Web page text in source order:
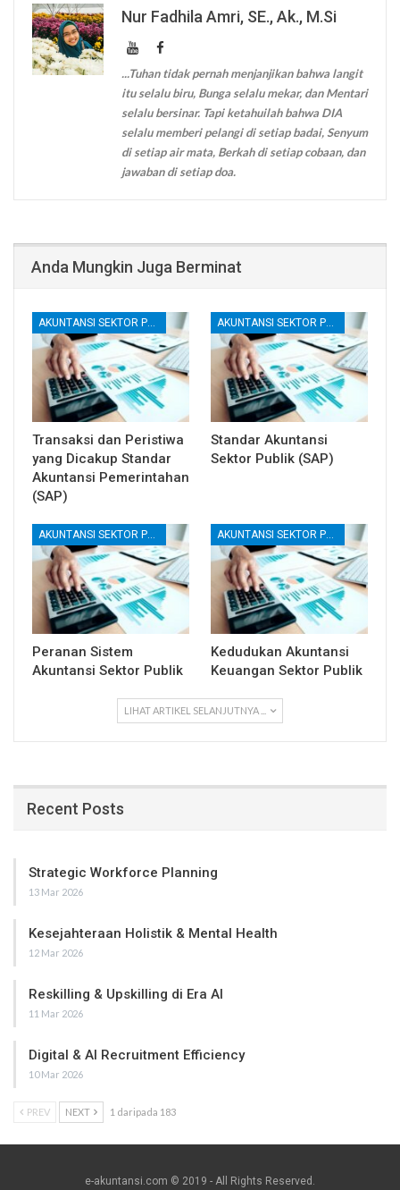
Nur Fadhila Amri, SE., Ak., M.Si
...Tuhan tidak pernah menjanjikan bahwa langit
itu selalu biru, Bunga selalu mekar, dan Mentari
selalu bersinar. Tapi ketahuilah bahwa DIA
selalu memberi pelangi di setiap badai, Senyum
di setiap air mata, Berkah di setiap cobaan, dan
jawaban di setiap doa.
Anda Mungkin Juga Berminat
AKUNTANSI SEKTOR PUBLIK
Transaksi dan Peristiwa
yang Dicakup Standar
Akuntansi Pemerintahan
(SAP)
AKUNTANSI SEKTOR PUBLIK
Standar Akuntansi
Sektor Publik (SAP)
AKUNTANSI SEKTOR PUBLIK
Peranan Sistem
Akuntansi Sektor Publik
AKUNTANSI SEKTOR PUBLIK
Kedudukan Akuntansi
Keuangan Sektor Publik
LIHAT ARTIKEL SELANJUTNYA ...
Recent Posts
Strategic Workforce Planning
13 Mar 2026
Kesejahteraan Holistik & Mental Health
12 Mar 2026
Reskilling & Upskilling di Era AI
11 Mar 2026
Digital & AI Recruitment Efficiency
10 Mar 2026
PREV NEXT 1 daripada 183
e-akuntansi.com © 2019 - All Rights Reserved.